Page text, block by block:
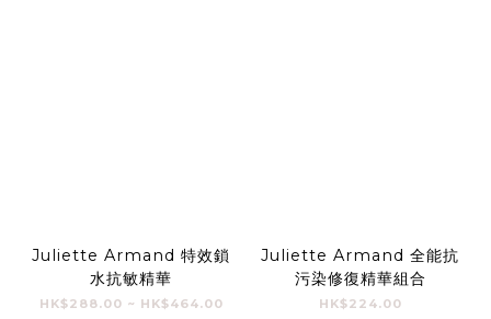
Juliette Armand 特效鎖
水抗敏精華
HK$288.00 ~ HK$464.00
Juliette Armand 全能抗
污染修復精華組合
HK$224.00